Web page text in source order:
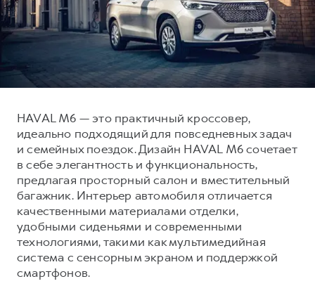
от 3 199 000 ₽
DARGO X
от 3 499 000 ₽
F7
от 2 899 000 ₽
F7X
от 3 599 000 ₽
POER
Тест-драйв
Трейд-ин
КРЕДИТ И СТРАХОВАНИЕ
Кредитный калькулятор
Страхование
Кредит
КОРПОРАТИВНЫМ КЛИЕНТАМ
Для малого бизнеса
Корпоративным клиентам
Крупным корпоративным клиентам
СЕРВИСНОЕ ОБСЛУЖИВАНИЕ
Нулевое ТО
Программа «Помощь на дороге»
Регламенты технического обслуживания
Электронный ПТС
ПОДДЕРЖКА
GWM Безопасность
Гарантия HAVAL
Мобильное приложение GWM
Программа «HAVAL Защита+»
Руководства по эксплуатации
О дилере
Наша команда
Контакты
HAVAL M6 — это практичный кроссовер,
идеально подходящий для повседневных задач
и семейных поездок. Дизайн HAVAL M6 сочетает
в себе элегантность и функциональность,
предлагая просторный салон и вместительный
багажник. Интерьер автомобиля отличается
качественными материалами отделки,
удобными сиденьями и современными
технологиями, такими как мультимедийная
система с сенсорным экраном и поддержкой
смартфонов.